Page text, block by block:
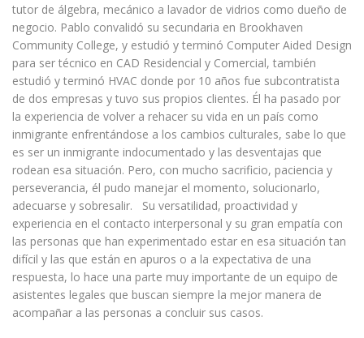
tutor de álgebra, mecánico a lavador de vidrios como dueño de
negocio. Pablo convalidó su secundaria en Brookhaven
Community College, y estudió y terminó Computer Aided Design
para ser técnico en CAD Residencial y Comercial, también
estudió y terminó HVAC donde por 10 años fue subcontratista
de dos empresas y tuvo sus propios clientes. Él ha pasado por
la experiencia de volver a rehacer su vida en un país como
inmigrante enfrentándose a los cambios culturales, sabe lo que
es ser un inmigrante indocumentado y las desventajas que
rodean esa situación. Pero, con mucho sacrificio, paciencia y
perseverancia, él pudo manejar el momento, solucionarlo,
adecuarse y sobresalir. Su versatilidad, proactividad y
experiencia en el contacto interpersonal y su gran empatía con
las personas que han experimentado estar en esa situación tan
difícil y las que están en apuros o a la expectativa de una
respuesta, lo hace una parte muy importante de un equipo de
asistentes legales que buscan siempre la mejor manera de
acompañar a las personas a concluir sus casos.